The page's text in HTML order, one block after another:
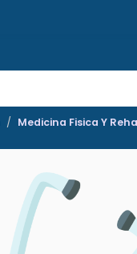
Medicina Fisica Y